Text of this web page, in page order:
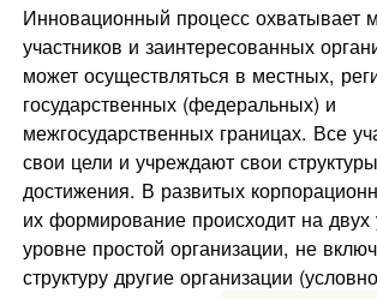
Инновационный процесс охватывает
участников и заин­тересованных
может осуществляться в местных,
государственных (федеральных) и
межгосударственных границах. Все
свои цели и учреждают свои
достижения. В развитых
их формирование проис­ходит на двух
уровне простой организации, не
структуру другие организации